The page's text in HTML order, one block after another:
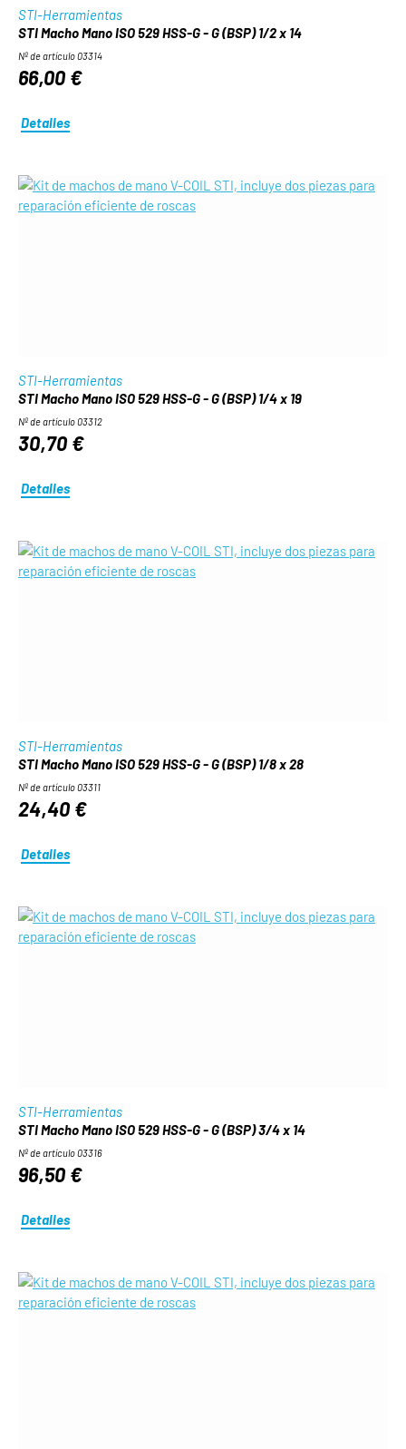
STI-Herramientas
STI Macho Mano ISO 529 HSS-G - G (BSP) 1/2 x 14
Nº de artículo 03314
66,00 €
Detalles
STI-Herramientas
STI Macho Mano ISO 529 HSS-G - G (BSP) 1/4 x 19
Nº de artículo 03312
30,70 €
Detalles
STI-Herramientas
STI Macho Mano ISO 529 HSS-G - G (BSP) 1/8 x 28
Nº de artículo 03311
24,40 €
Detalles
STI-Herramientas
STI Macho Mano ISO 529 HSS-G - G (BSP) 3/4 x 14
Nº de artículo 03316
96,50 €
Detalles